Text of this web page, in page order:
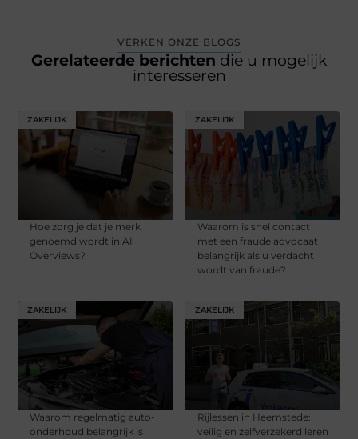
VERKEN ONZE BLOGS
Gerelateerde berichten die u mogelijk
interesseren
ZAKELIJK
Hoe zorg je dat je merk
genoemd wordt in AI
Overviews?
ZAKELIJK
Waarom is snel contact
met een fraude advocaat
belangrijk als u verdacht
wordt van fraude?
ZAKELIJK
Waarom regelmatig auto-
onderhoud belangrijk is
ZAKELIJK
Rijlessen in Heemstede:
veilig en zelfverzekerd leren